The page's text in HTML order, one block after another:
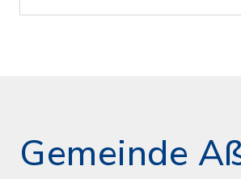
Gemeinde